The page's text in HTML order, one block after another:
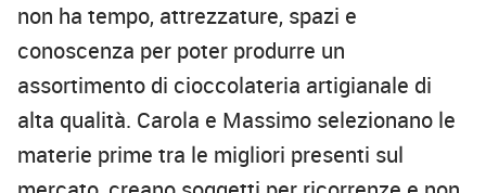
non ha tempo, attrezzature, spazi e
conoscenza per poter produrre un
assortimento di cioccolateria artigianale di
alta qualità. Carola e Massimo selezionano le
materie prime tra le migliori presenti sul